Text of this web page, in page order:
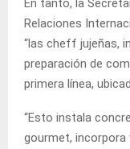
Relaciones
“las cheff jujeñas,
preparación de
primera línea,
“Esto instala
gourmet, incorpora